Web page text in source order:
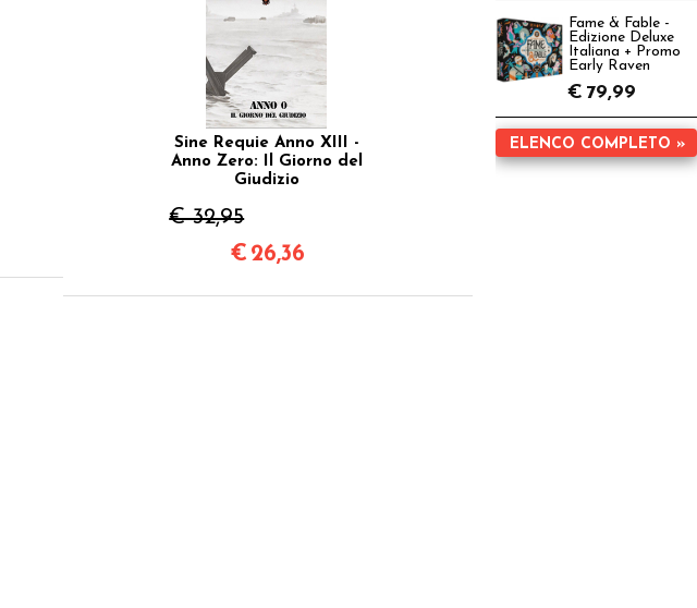
Sine Requie Anno XIII -
Anno Zero: Il Giorno del
Giudizio
€ 32,95
€ 26,36
Fame & Fable -
Edizione Deluxe
Italiana + Promo
Early Raven
€ 79,99
ELENCO COMPLETO »